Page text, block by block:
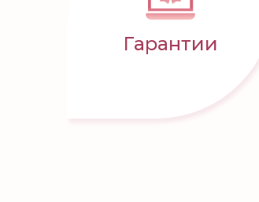
Гарантии